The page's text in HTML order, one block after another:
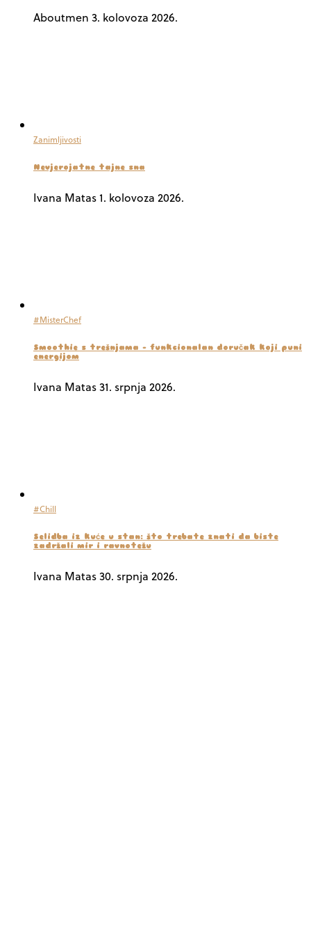
Aboutmen 3. kolovoza 2026.
Zanimljivosti
Nevjerojatne tajne sna
Ivana Matas1. kolovoza 2026.
#MisterChef
Smoothie s trešnjama – funkcionalan doručak koji puni
energijom
Ivana Matas31. srpnja 2026.
#Chill
Selidba iz kuće u stan: što trebate znati da biste
zadržali mir i ravnotežu
Ivana Matas30. srpnja 2026.